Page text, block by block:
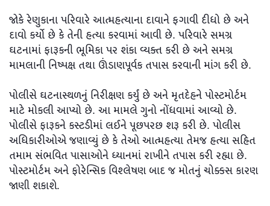
જોકે રેણુકાના પરિવારે આત્મહત્યાના દાવાને ફગાવી દીધો છે અને
દાવો કર્યો છે કે તેની હત્યા કરવામાં આવી છે. પરિવારે સમગ્ર
ઘટનામાં ફારૂકની ભૂમિકા પર શંકા વ્યક્ત કરી છે અને સમગ્ર
મામલાની નિષ્પક્ષ તથા ઊંડાણપૂર્વક તપાસ કરવાની માંગ કરી છે.
પોલીસે ઘટનાસ્થળનું નિરીક્ષણ કર્યું છે અને મૃતદેહને પોસ્ટમોર્ટમ
માટે મોકલી આપ્યો છે. આ મામલે ગુનો નોંધવામાં આવ્યો છે.
પોલીસે ફારૂકને કસ્ટડીમાં લઈને પૂછપરછ શરૂ કરી છે. પોલીસ
અધિકારીઓએ જણાવ્યું છે કે તેઓ આત્મહત્યા તેમજ હત્યા સહિત
તમામ સંભવિત પાસાઓને ધ્યાનમાં રાખીને તપાસ કરી રહ્યા છે.
પોસ્ટમોર્ટમ અને ફોરેન્સિક વિશ્લેષણ બાદ જ મોતનું ચોક્કસ કારણ
જાણી શકાશે.